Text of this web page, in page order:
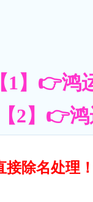
】👉鸿
2】👉鸿
除名处理